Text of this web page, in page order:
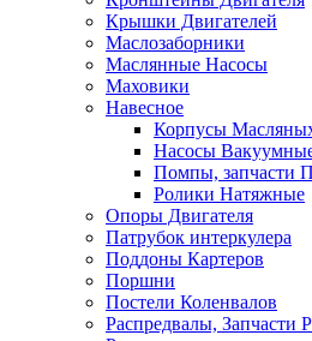
Крышки Двигателей
Маслозаборники
Маслянные Насосы
Маховики
Навесное
Корпусы
Насосы
Помпы, запчасти
Ролики Натяжные
Опоры Двигателя
Патрубок интеркулера
Поддоны Картеров
Поршни
Постели Коленвалов
Распредвалы, Запчасти